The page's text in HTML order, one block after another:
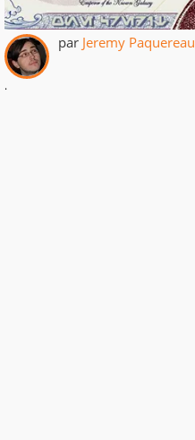
par Jeremy Paquereau
.